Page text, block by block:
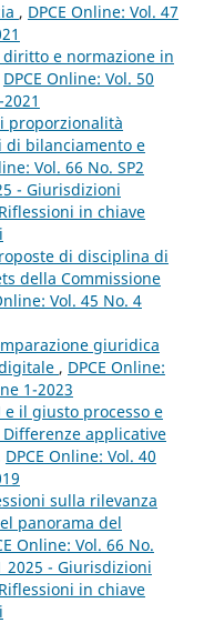
, DPCE Online: Vol. 47
e normazione in
DPCE Online: Vol. 50
proporzionalità
di bilanciamento e
Vol. 66 No. SP2
- Giurisdizioni
in chiave
di disciplina di
della Commissione
Vol. 45 No. 4
giuridica
, DPCE Online:
1-2023
e il giusto processo e
applicative
DPCE Online: Vol. 40
sulla rilevanza
panorama del
Online: Vol. 66 No.
2025 - Giurisdizioni
in chiave